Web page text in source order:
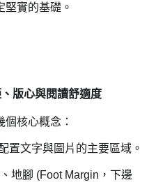
實的基礎。
版心與閱讀舒適度
核心概念：
置文字與圖片的主要區域。
地腳 (Foot Margin，下邊